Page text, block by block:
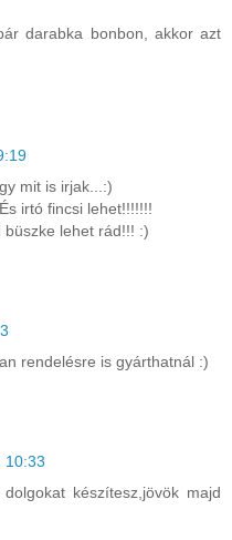
darabka bonbon, akkor azt
mit is irjak...:)
irtó fincsi lehet!!!!!!!
büszke lehet rád!!! :)
rendelésre is gyárthatnál :)
10:33
készítesz,jövök majd